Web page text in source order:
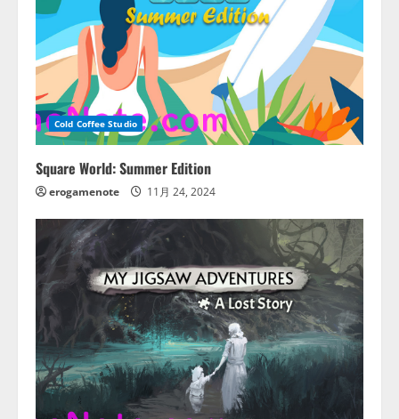
Cold Coffee Studio
Square World: Summer Edition
erogamenote 11月 24, 2024